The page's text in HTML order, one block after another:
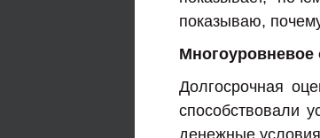
показываю,
Многоуровневое
Долгосрочная
способствовали
денежные